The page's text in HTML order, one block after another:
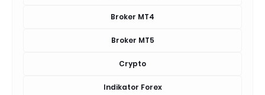
Broker MT4
Broker MT5
Crypto
Indikator Forex